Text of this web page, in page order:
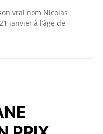
vrai nom Nicolas
janvier à l’âge de